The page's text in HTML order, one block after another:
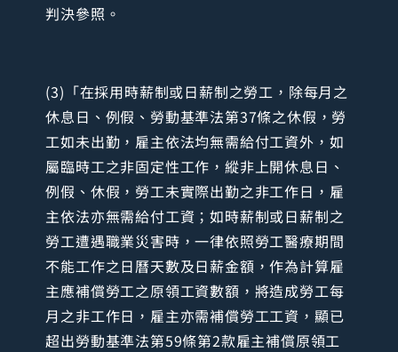
判決參照。
(3)「在採用時薪制或日薪制之勞工，除每月之
休息日、例假、勞動基準法第37條之休假，勞
工如未出勤，雇主依法均無需給付工資外，如
屬臨時工之非固定性工作，縱非上開休息日、
例假、休假，勞工未實際出勤之非工作日，雇
主依法亦無需給付工資；如時薪制或日薪制之
勞工遭遇職業災害時，一律依照勞工醫療期間
不能工作之日曆天數及日薪金額，作為計算雇
主應補償勞工之原領工資數額，將造成勞工每
月之非工作日，雇主亦需補償勞工工資，顯已
超出勞動基準法第59條第2款雇主補償原領工